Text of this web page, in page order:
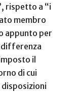
rispetto a “i
membro
appunto per
il
di cui